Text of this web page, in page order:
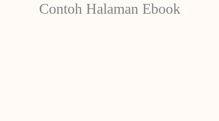
Contoh Halaman Ebook